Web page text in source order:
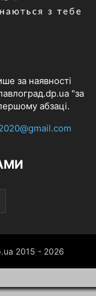
за наявності
"за
абзаці.
2015 - 2026